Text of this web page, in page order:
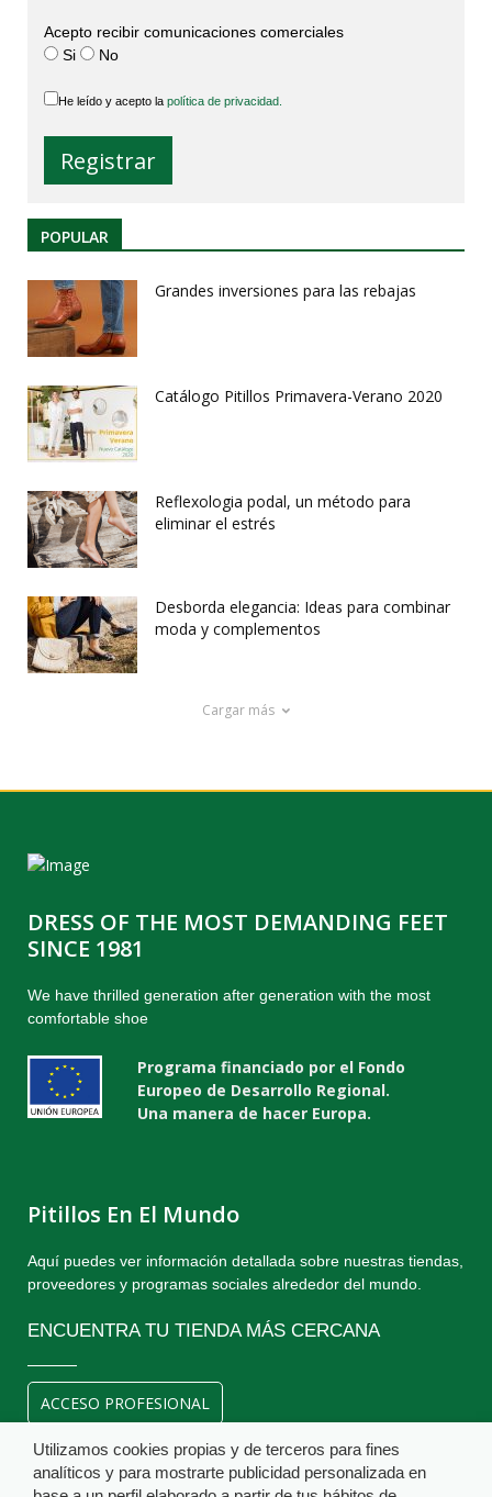
Acepto recibir comunicaciones comerciales
Si
No
He leído y acepto la política de privacidad.
POPULAR
Grandes inversiones para las rebajas
Catálogo Pitillos Primavera-Verano 2020
Reflexologia podal, un método para
eliminar el estrés
Desborda elegancia: Ideas para combinar
moda y complementos
Cargar más
DRESS OF THE MOST DEMANDING FEET
SINCE 1981
We have thrilled generation after generation with the most
comfortable shoe
Programa financiado por el Fondo
Europeo de Desarrollo Regional.
Una manera de hacer Europa.
Pitillos En El Mundo
Aquí puedes ver información detallada sobre nuestras tiendas,
proveedores y programas sociales alrededor del mundo.
ENCUENTRA TU TIENDA MÁS CERCANA
ACCESO PROFESIONAL
Utilizamos cookies propias y de terceros para fines
analíticos y para mostrarte publicidad personalizada en